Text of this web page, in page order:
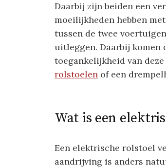
Daarbij zijn beiden een
moeilijkheden hebben
tussen de twee
uitleggen. Daarbij komen
toegankelijkheid van
rolstoelen of een
Wat is een
Een elektrische rolstoel
aandrijving is anders